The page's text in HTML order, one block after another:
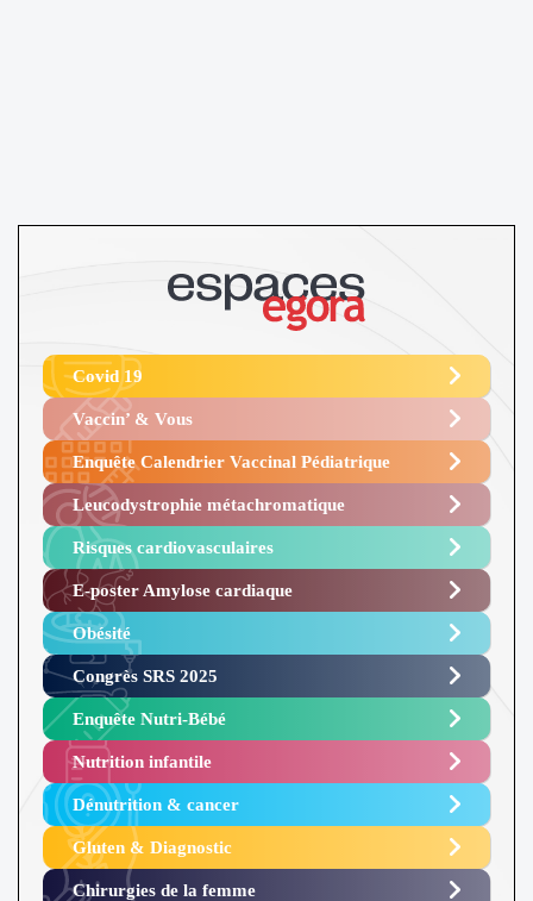
Covid 19
Vaccin’ & Vous
Enquête Calendrier Vaccinal Pédiatrique
Leucodystrophie métachromatique
Risques cardiovasculaires
E-poster Amylose cardiaque ​
Obésité ​
Congrès SRS 2025 ​
Enquête Nutri-Bébé ​
Nutrition infantile
Dénutrition & cancer
Gluten & Diagnostic
Chirurgies de la femme